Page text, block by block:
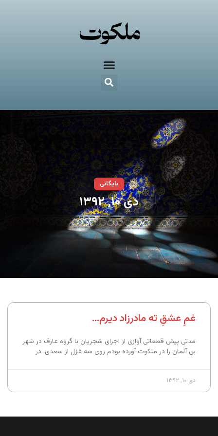
بایگانی
دی ۱۰, ۱۳۹۲
غمِ عشقِ ته مادرزاد دیرم…
مدتی پیش قطعاتی آوازی از اجرای شجریان با گروه عارف در شهر
بنِ آلمان را در ملکوت آورده‌ بودم روی سه غزل از سعدی. در
دی ۱۰, ۱۳۹۲